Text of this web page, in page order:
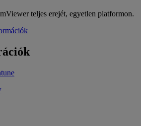
teljes erejét, egyetlen platformon.